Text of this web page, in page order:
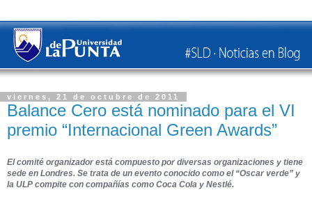
viernes, 21 de octubre de 2011
Balance Cero está nominado para el VI
premio “Internacional Green Awards”
El comité organizador está compuesto por diversas organizaciones y tiene
sede en Londres. Se trata de un evento conocido como el “Oscar verde” y
la ULP compite con compañías como Coca Cola y Nestlé.